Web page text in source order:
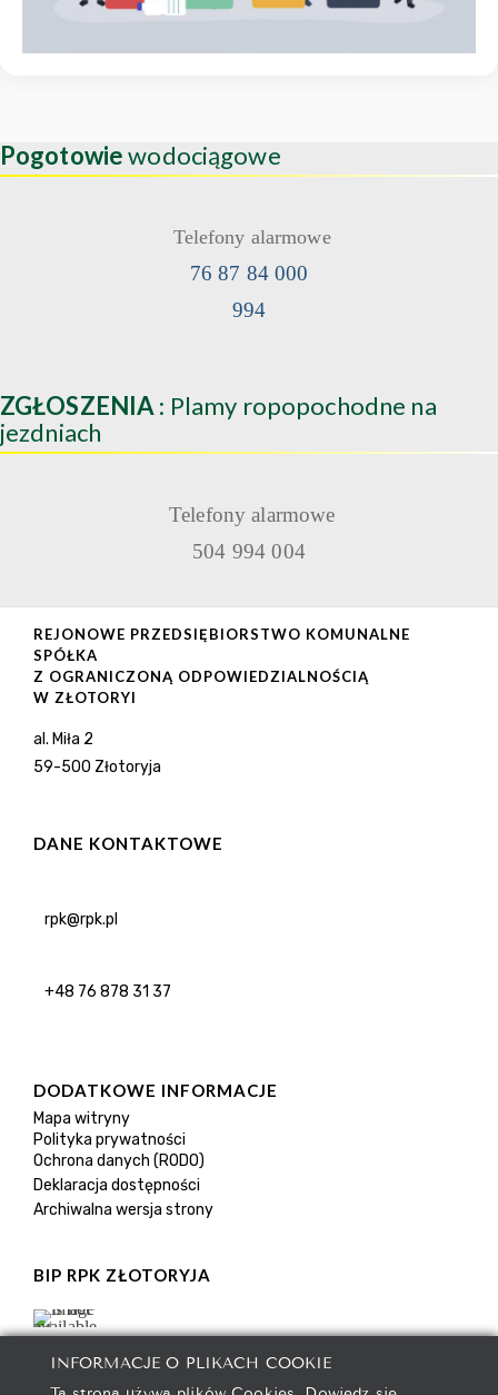
Pogotowiewodociągowe
Telefony alarmowe
76 87 84 000
994
ZGŁOSZENIA : Plamy ropopochodne na
jezdniach
Telefony alarmowe
504 994 004
REJONOWE PRZEDSIĘBIORSTWO KOMUNALNE
SPÓŁKA
Z OGRANICZONĄ ODPOWIEDZIALNOŚCIĄ
W ZŁOTORYI
al. Miła 2
59-500 Złotoryja
DANE KONTAKTOWE
rpk@rpk.pl
+48 76 878 31 37
DODATKOWE INFORMACJE
Mapa witryny
Polityka prywatności
Ochrona danych (RODO)
Deklaracja dostępności
Archiwalna wersja strony
BIP RPK ZŁOTORYJA
INFORMACJE O PLIKACH COOKIE